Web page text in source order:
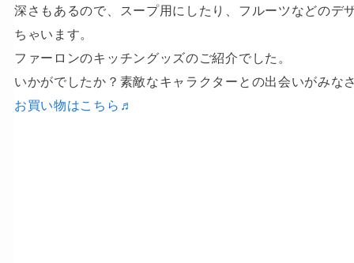
深さもあるので、スープ用にしたり、フルーツなどのデ
ちゃいます。
ファーロンのキッチングッズのご紹介でした。
いかがでしたか？素敵なキャラクターとの出会いがみな
お買い物はこちら♬